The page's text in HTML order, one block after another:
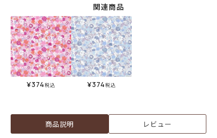
関連商品
¥374税込 ¥374税込
商品説明 レビュー